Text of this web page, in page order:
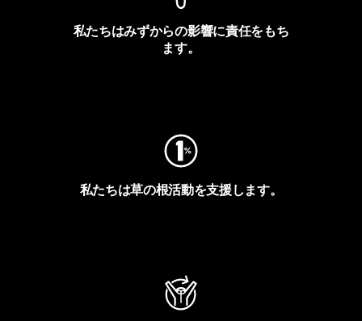
私たちはみずからの影響に責任をもち
ます。
私たちは草の根活動を支援します。